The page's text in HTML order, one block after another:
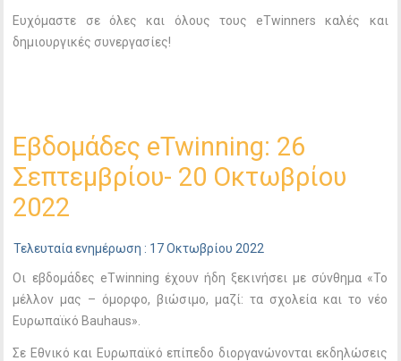
Ευχόμαστε σε όλες και όλους τους eTwinners καλές και
δημιουργικές συνεργασίες!
Εβδομάδες eTwinning: 26
Σεπτεμβρίου- 20 Οκτωβρίου
2022
Τελευταία ενημέρωση : 17 Οκτωβρίου 2022
Οι εβδομάδες eTwinning έχουν ήδη ξεκινήσει με σύνθημα «Το
μέλλον μας – όμορφο, βιώσιμο, μαζί: τα σχολεία και το νέο
Ευρωπαϊκό Bauhaus».
Σε Εθνικό και Ευρωπαϊκό επίπεδο διοργανώνονται εκδηλώσεις